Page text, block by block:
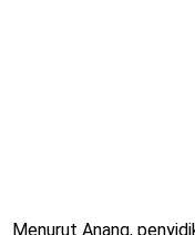
Menurut Anang,